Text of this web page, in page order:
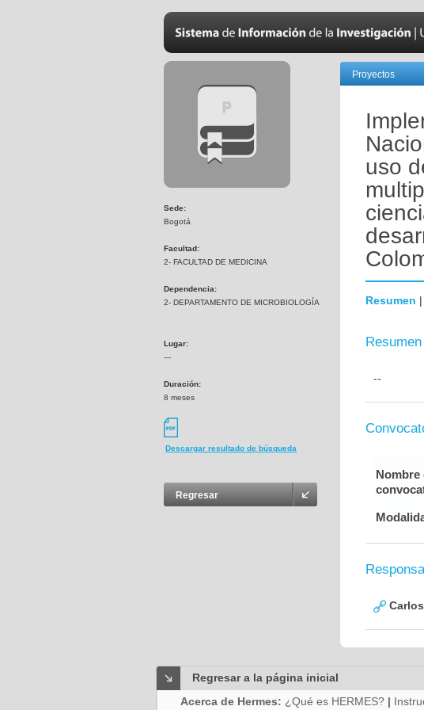
Sede:
Bogotá
Facultad:
2- FACULTAD DE MEDICINA
Dependencia:
2- DEPARTAMENTO DE MICROBIOLOGÍA
Lugar:
---
Duración:
8 meses
Descargar resultado de búsqueda
Regresar
Proyectos
uso
Resumen |
Resumen
--
Nombre
Regresar a la página inicial
Acerca de Hermes: ¿Qué es HERMES? |